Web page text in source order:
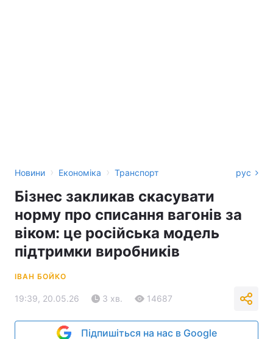
Новини › Економіка › Транспорт рус
Бізнес закликав скасувати
норму про списання вагонів за
віком: це російська модель
підтримки виробників
ІВАН БОЙКО
19:39, 20.05.26 3 хв. 14687
Підпишіться на нас в Google